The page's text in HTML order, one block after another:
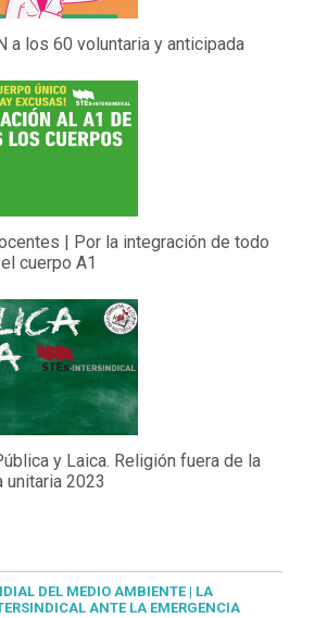
a los 60 voluntaria y anticipada
| Por la integración de todo
cuerpo A1
y Laica. Religión fuera de la
unitaria 2023
DEL MEDIO AMBIENTE | LA
ANTE LA EMERGENCIA